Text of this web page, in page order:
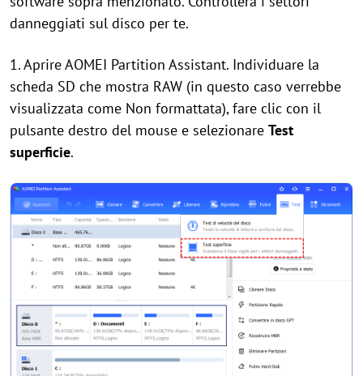
danneggiati sul disco per te.
1. Aprire AOMEI Partition Assistant. Individuare la
scheda SD che mostra RAW (in questo caso verrebbe
visualizzata come Non formattata), fare clic con il
pulsante destro del mouse e selezionare Test
superficie.